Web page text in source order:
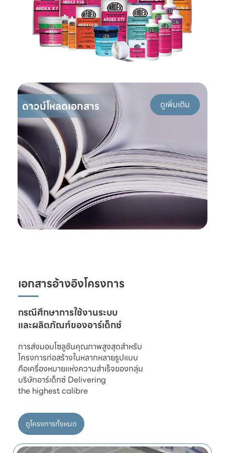
ดาวน์โหลดเอกสาร ดูเพิ่มเติม
เอกสารอ้างอิงโครงการ
และผลิตภัณฑ์ของอาร์เด็กซ์
การส่งมอบโซลูชันคุณภาพสูงสุดสำหรับ
โครงการก่อสร้างในหลากหลายรูปแบบ
คือเครื่องหมายแห่งความสำเร็จของกลุ่ม
บริษัทอาร์เด็กซ์ Delivering
ดูโครงการทั้งหมด